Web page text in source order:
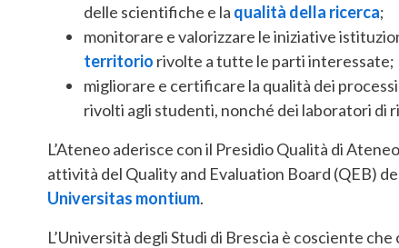
delle scientifiche e la qualità della ricerca;
monitorare e valorizzare le iniziative
territorio rivolte a tutte le parti interessate;
migliorare e certificare la qualità dei
rivolti agli studenti, nonché dei laboratori di
L’Ateneo aderisce con il Presidio Qualità di
attività del Quality and Evaluation Board (QEB)
Universitas montium.
L’Università degli Studi di Brescia è cosciente